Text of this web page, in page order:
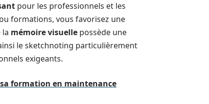
pour les professionnels et les
formations, vous favorisez une
mémoire visuelle possède une
le sketchnoting particulièrement
exigeants.
formation en maintenance